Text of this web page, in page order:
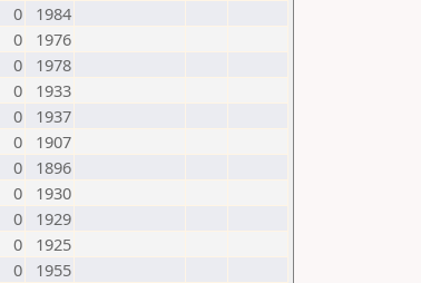
0
1984
0
1976
0
1978
0
1933
0
1937
0
1907
0
1896
0
1930
0
1929
0
1925
0
1955